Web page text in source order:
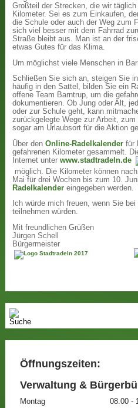
Großteil der Strecken, die wir
Kilometer. Sei es zum Einkaufen,
die Schule oder auch der Weg zum
sich viel besser mit dem Fahrrad
Straße bleibt aus. Man ist an der
etwas Gutes für das Klima.
Um möglichst viele Menschen in
Schließen Sie sich an, steigen Sie
häufig in den Sattel, bilden Sie ein
offene Team Barntrup, um die
dokumentieren. Ob Jung oder Alt,
oder zur Schule geht, kann
zurückgelegte Wege zur Arbeit,
sogar am Urlaubsort für die Aktion
Über denOnline-Radelkalender für
gefahrenen Kilometer gesammelt.
Internet unterwww.stadtradeln.de
möglich. Die Kilometer können
Mai für drei Wochen bis zum 10.
Radelkalender eingegeben werden.
Ich würde mich freuen, wenn Sie bei
teilnehmen würden.
Mit freundlichen Grüßen
Jürgen Schell
Bürgermeister
Öffnungszeiten:
Verwaltung &
Montag
08.00 -